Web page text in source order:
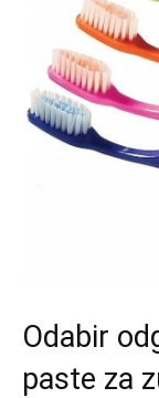
Odabir
paste za